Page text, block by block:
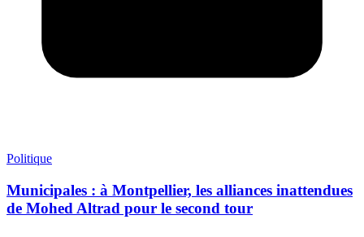
Politique
Municipales : à Montpellier, les alliances inattendues
de Mohed Altrad pour le second tour